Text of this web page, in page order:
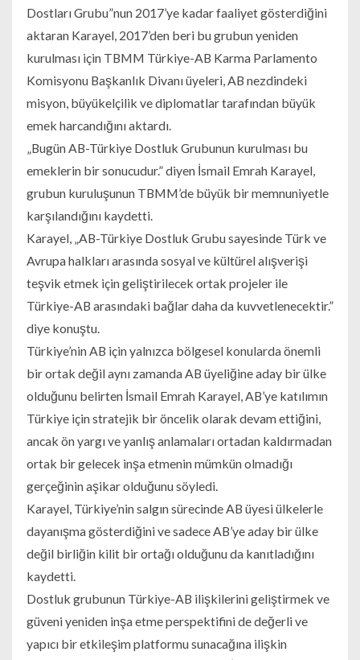
Dostları Grubu”nun 2017’ye kadar faaliyet gösterdiğini
aktaran Karayel, 2017’den beri bu grubun yeniden
kurulması için TBMM Türkiye-AB Karma Parlamento
Komisyonu Başkanlık Divanı üyeleri, AB nezdindeki
misyon, büyükelçilik ve diplomatlar tarafından büyük
emek harcandığını aktardı.
„Bugün AB-Türkiye Dostluk Grubunun kurulması bu
emeklerin bir sonucudur.” diyen İsmail Emrah Karayel,
grubun kuruluşunun TBMM’de büyük bir memnuniyetle
karşılandığını kaydetti.
Karayel, „AB-Türkiye Dostluk Grubu sayesinde Türk ve
Avrupa halkları arasında sosyal ve kültürel alışverişi
teşvik etmek için geliştirilecek ortak projeler ile
Türkiye-AB arasındaki bağlar daha da kuvvetlenecektir.”
diye konuştu.
Türkiye’nin AB için yalnızca bölgesel konularda önemli
bir ortak değil aynı zamanda AB üyeliğine aday bir ülke
olduğunu belirten İsmail Emrah Karayel, AB’ye katılımın
Türkiye için stratejik bir öncelik olarak devam ettiğini,
ancak ön yargı ve yanlış anlamaları ortadan kaldırmadan
ortak bir gelecek inşa etmenin mümkün olmadığı
gerçeğinin aşikar olduğunu söyledi.
Karayel, Türkiye’nin salgın sürecinde AB üyesi ülkelerle
dayanışma gösterdiğini ve sadece AB’ye aday bir ülke
değil birliğin kilit bir ortağı olduğunu da kanıtladığını
kaydetti.
Dostluk grubunun Türkiye-AB ilişkilerini geliştirmek ve
güveni yeniden inşa etme perspektifini de değerli ve
yapıcı bir etkileşim platformu sunacağına ilişkin